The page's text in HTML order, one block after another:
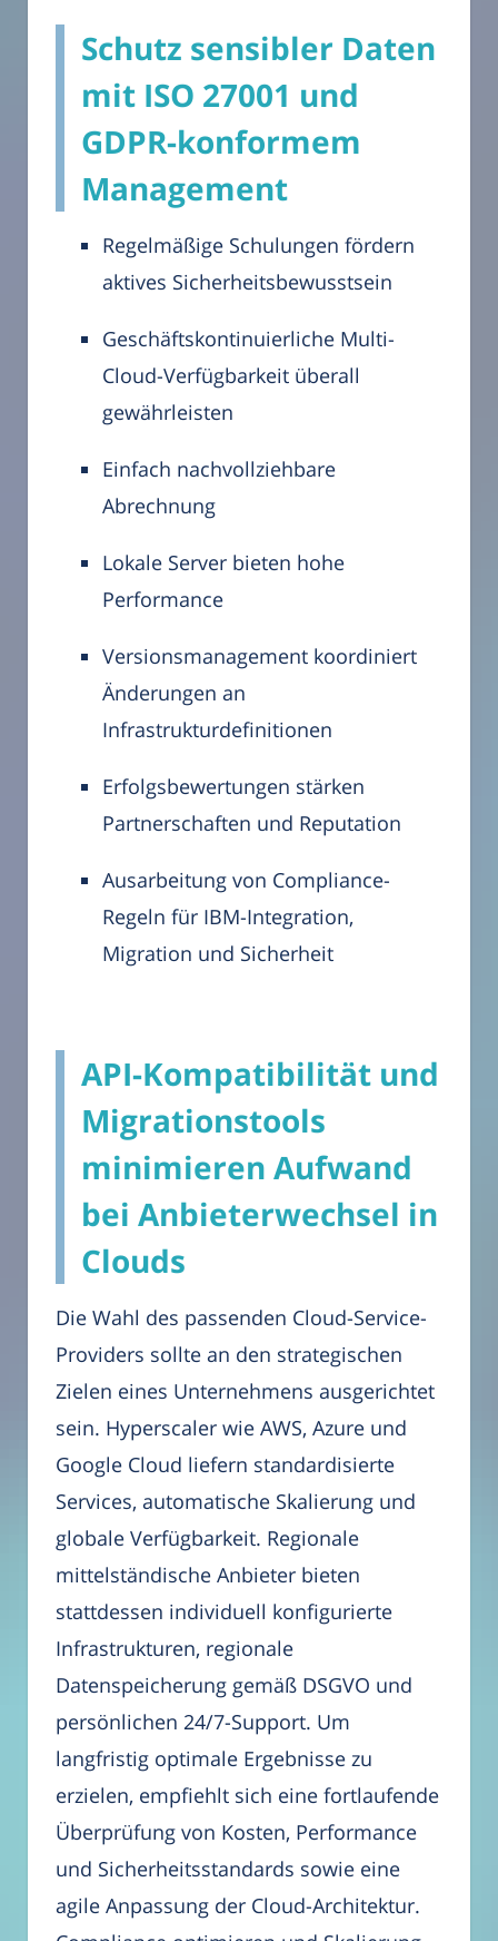
Schutz sensibler Daten
mit ISO 27001 und
GDPR-konformem
Management
Regelmäßige Schulungen fördern
aktives Sicherheitsbewusstsein
Geschäftskontinuierliche Multi-
Cloud-Verfügbarkeit überall
gewährleisten
Einfach nachvollziehbare
Abrechnung
Lokale Server bieten hohe
Performance
Versionsmanagement koordiniert
Änderungen an
Infrastrukturdefinitionen
Erfolgsbewertungen stärken
Partnerschaften und Reputation
Ausarbeitung von Compliance-
Regeln für IBM-Integration,
Migration und Sicherheit
API-Kompatibilität und
Migrationstools
minimieren Aufwand
bei Anbieterwechsel in
Clouds
Die Wahl des passenden Cloud-Service-
Providers sollte an den strategischen
Zielen eines Unternehmens ausgerichtet
sein. Hyperscaler wie AWS, Azure und
Google Cloud liefern standardisierte
Services, automatische Skalierung und
globale Verfügbarkeit. Regionale
mittelständische Anbieter bieten
stattdessen individuell konfigurierte
Infrastrukturen, regionale
Datenspeicherung gemäß DSGVO und
persönlichen 24/7-Support. Um
langfristig optimale Ergebnisse zu
erzielen, empfiehlt sich eine fortlaufende
Überprüfung von Kosten, Performance
und Sicherheitsstandards sowie eine
agile Anpassung der Cloud-Architektur.